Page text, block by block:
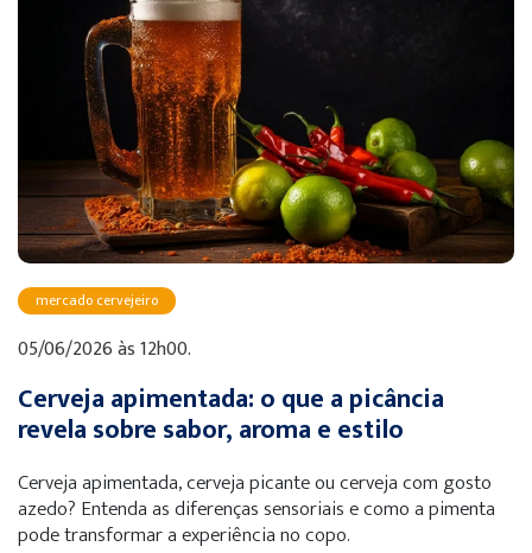
mercado cervejeiro
05/06/2026 às 12h00.
Cerveja apimentada: o que a picância
revela sobre sabor, aroma e estilo
Cerveja apimentada, cerveja picante ou cerveja com gosto
azedo? Entenda as diferenças sensoriais e como a pimenta
pode transformar a experiência no copo.